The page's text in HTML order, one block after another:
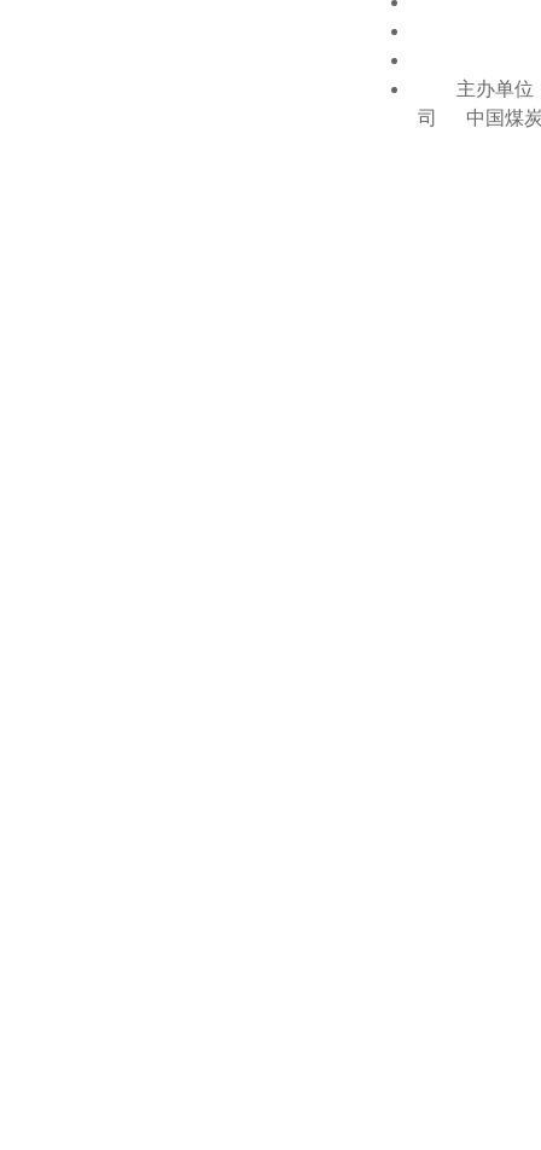
主办单位
司 中国煤